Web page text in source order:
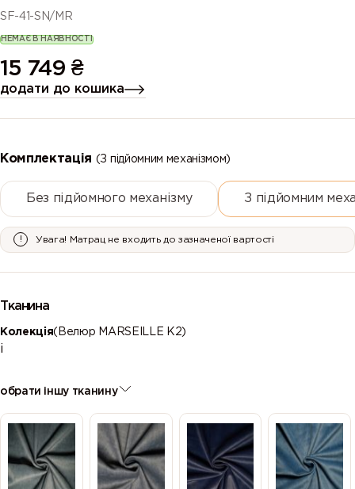
SF-41-SN/MR
НЕМАЄ В НАЯВНОСТІ
15 749 ₴
додати до кошика
Комплектація (З підйомним механізмом)
Без підйомного механізму З підйомним
Увага! Матрац не входить до зазначеної вартості
Тканина
Колекція(Велюр MARSEILLE К2)
і
обрати іншу тканину